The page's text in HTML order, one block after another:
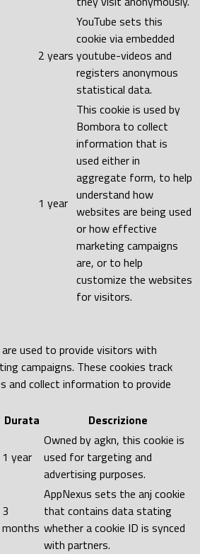
2 years
YouTube sets this
cookie via embedded
youtube-videos and
registers anonymous
statistical data.
1 year
This cookie is used by
Bombora to collect
information that is
used either in
aggregate form, to help
understand how
websites are being used
or how effective
marketing campaigns
are, or to help
customize the websites
for visitors.
used to provide visitors with
campaigns. These cookies track
and collect information to provide
Durata Descrizione
1 year
Owned by agkn, this cookie is
used for targeting and
advertising purposes.
3
months
AppNexus sets the anj cookie
that contains data stating
whether a cookie ID is synced
with partners.